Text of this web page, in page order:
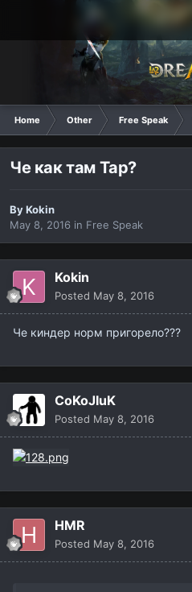
Home Other Free Speak
Че как там Тар?
ByKokin
May 8, 2016 in Free Speak
Kokin
Posted May 8, 2016
Че киндер норм пригорело???
CoKoJIuK
Posted May 8, 2016
HMR
Posted May 8, 2016